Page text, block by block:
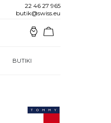
22 46 27 965
butik@swiss.eu
BUTIKI